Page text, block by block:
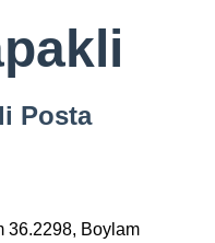
Posta
36.2298, Boylam